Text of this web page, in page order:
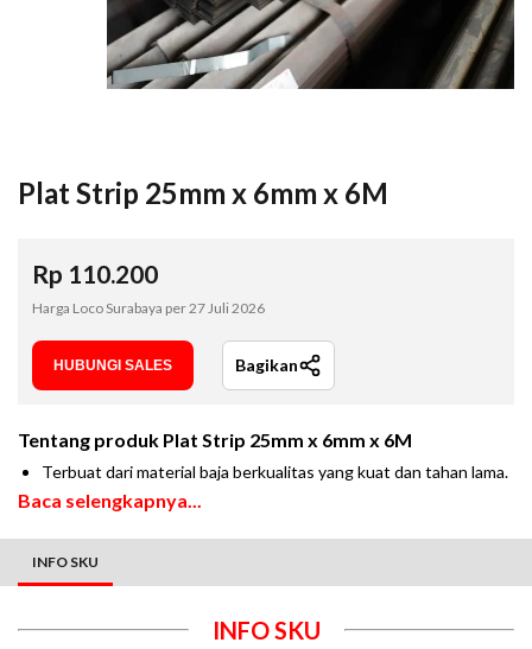
Plat Strip 25mm x 6mm x 6M
Rp 110.200
Harga Loco Surabaya per27 Juli 2026
HUBUNGI SALES Bagikan
Tentang produk Plat Strip 25mm x 6mm x 6M
Terbuat dari material baja berkualitas yang kuat dan tahan lama.
Baca selengkapnya...
INFO SKU
INFO SKU